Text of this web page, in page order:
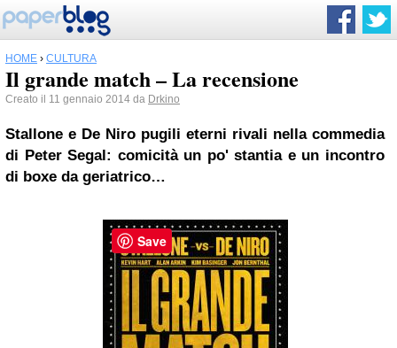
HOME › CULTURA
Il grande match – La recensione
Creato il 11 gennaio 2014 da Drkino
Stallone e De Niro pugili eterni rivali nella commedia
di Peter Segal: comicità un po' stantia e un incontro
di boxe da geriatrico…
Save